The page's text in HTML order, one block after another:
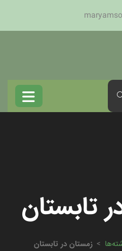
تابستان
> زمستان در تابستان